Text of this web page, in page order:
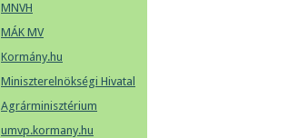
MNVH
MÁK MV
Kormány.hu
Miniszterelnökségi Hivatal
Agrárminisztérium
umvp.kormany.hu